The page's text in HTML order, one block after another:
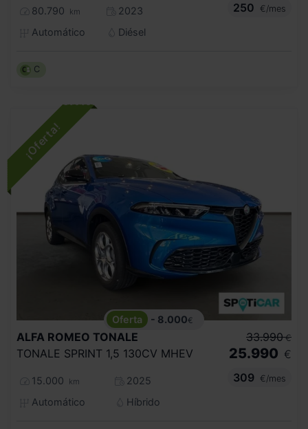
80.790 km
2023
Automático
Diésel
250
€/mes
C
- 8.000€
ALFA ROMEO TONALE
TONALE SPRINT 1,5 130CV MHEV
15.000 km
2025
Automático
Híbrido
33.990 €
25.990 €
309
€/mes